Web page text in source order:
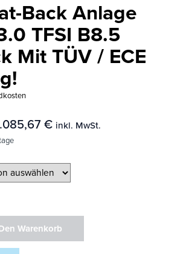
Back Anlage
TFSI B8.5
Mit TÜV / ECE
€ inkl. MwSt.
Warenkorb